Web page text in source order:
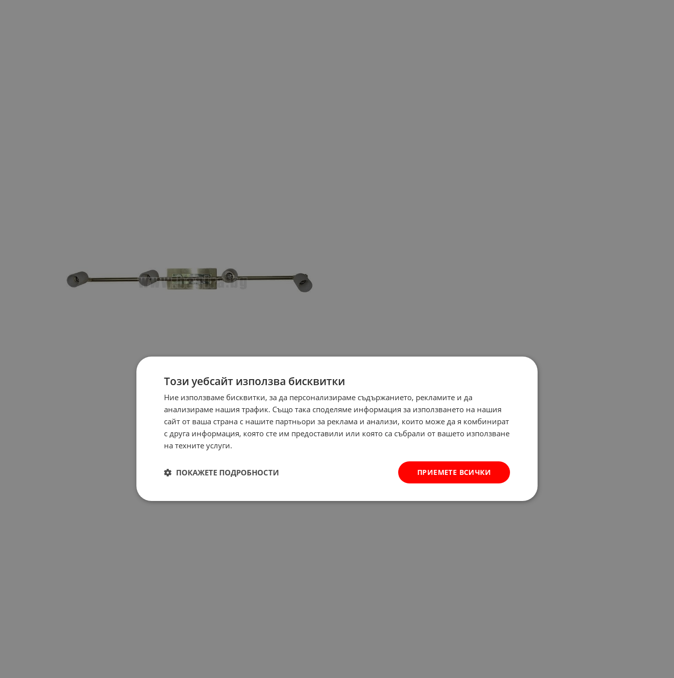
Този уебсайт използва бисквитки
Ние използваме бисквитки, за да персонализираме съдържанието, рекламите и да
анализираме нашия трафик. Също така споделяме информация за използването на нашия
сайт от ваша страна с нашите партньори за реклама и анализи, които може да я комбинират
с друга информация, която сте им предоставили или която са събрали от вашето използване
на техните услуги.
ПРИЕМЕТЕ ВСИЧКИ
ПОКАЖЕТЕ ПОДРОБНОСТИ